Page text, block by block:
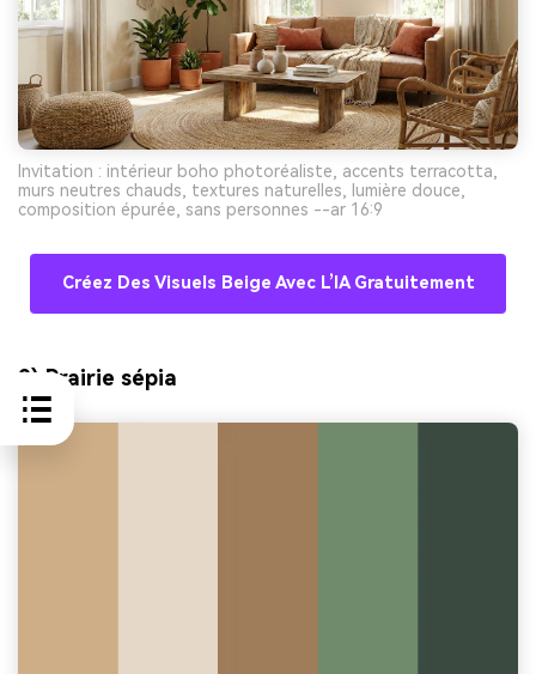
Invitation : intérieur boho photoréaliste, accents terracotta,
murs neutres chauds, textures naturelles, lumière douce,
composition épurée, sans personnes --ar 16:9
Créez Des Visuels Beige Avec L’IA Gratuitement
9) Prairie sépia